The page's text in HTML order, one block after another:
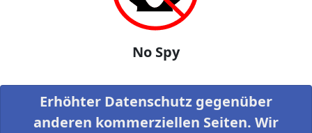
No Spy
Erhöhter Datenschutz gegenüber
anderen kommerziellen Seiten. Wir